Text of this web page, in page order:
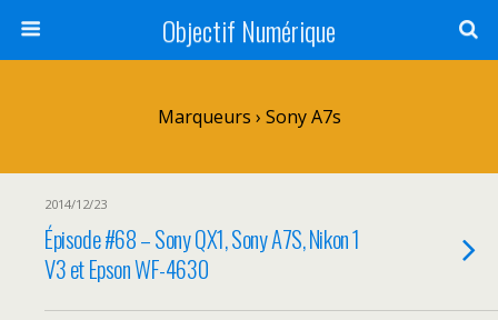
Objectif Numérique
Marqueurs › Sony A7s
2014/12/23
Épisode #68 – Sony QX1, Sony A7S, Nikon 1
V3 et Epson WF-4630